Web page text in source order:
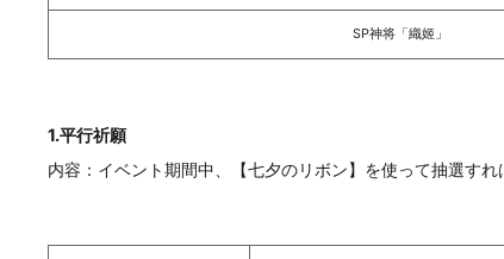
SP神将「織姬」
1.平行祈願
内容：イベント期間中、【七夕のリボン】を使って抽選す